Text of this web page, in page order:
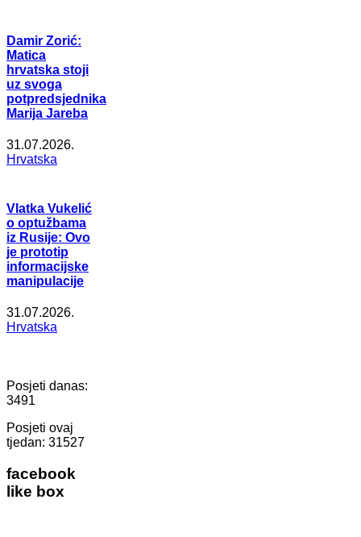
Damir Zorić:
Matica
hrvatska stoji
uz svoga
potpredsjednika
Marija Jareba
31.07.2026.
Hrvatska
Vlatka Vukelić
o optužbama
iz Rusije: Ovo
je prototip
informacijske
manipulacije
31.07.2026.
Hrvatska
Posjeti danas:
3491
Posjeti ovaj
tjedan: 31527
facebook
like box